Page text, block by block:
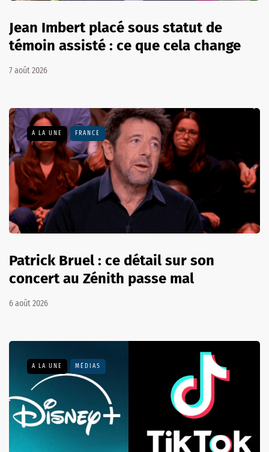
Jean Imbert placé sous statut de
témoin assisté : ce que cela change
7 août 2026
A LA UNE FRANCE
Patrick Bruel : ce détail sur son
concert au Zénith passe mal
6 août 2026
A LA UNE MÉDIAS